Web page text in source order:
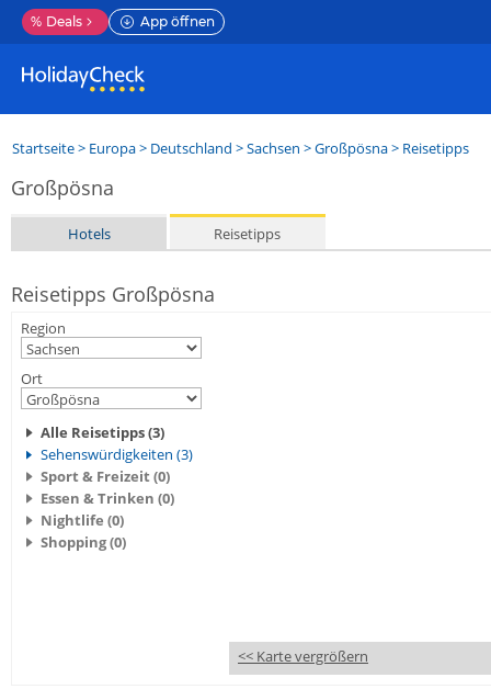
% Deals App öffnen
Startseite> Europa> Deutschland >Sachsen >Großpösna> Reisetipps
Großpösna
Hotels Reisetipps
Reisetipps Großpösna
Region
Ort
Alle Reisetipps (3)
Sehenswürdigkeiten (3)
Sport & Freizeit (0)
Essen & Trinken (0)
Nightlife (0)
Shopping (0)
<< Karte vergrößern